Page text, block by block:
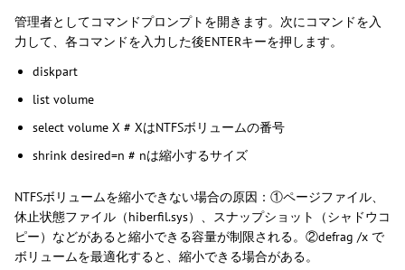
管理者としてコマンドプロンプトを開きます。次にコマンドを入
力して、各コマンドを入力した後ENTERキーを押します。
diskpart
list volume
select volume X # XはNTFSボリュームの番号
shrink desired=n # nは縮小するサイズ
NTFSボリュームを縮小できない場合の原因：①ページファイル、
休止状態ファイル（hiberfil.sys）、スナップショット（シャドウコ
ピー）などがあると縮小できる容量が制限される。②defrag /x で
ボリュームを最適化すると、縮小できる場合がある。